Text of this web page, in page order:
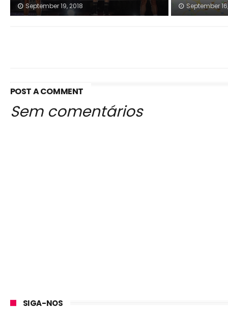
September 19, 2018 September
POST A COMMENT
Sem comentários
SIGA-NOS